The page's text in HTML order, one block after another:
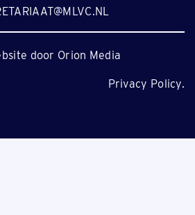
door Orion Media
Privacy Policy.